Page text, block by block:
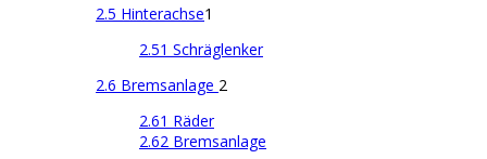
2.5 Hinterachse1
2.51 Schräglenker
2.6 Bremsanlage 2
2.61 Räder
2.62 Bremsanlage